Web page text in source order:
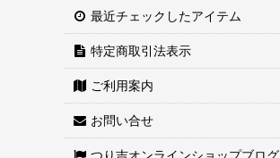
最近チェックしたアイテム
特定商取引法表示
ご利用案内
お問い合せ
つり吉オンラインショップブログ